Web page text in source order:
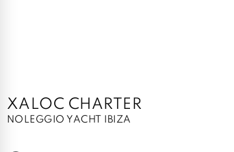
XALOC CHARTER
NOLEGGIO YACHT IBIZA